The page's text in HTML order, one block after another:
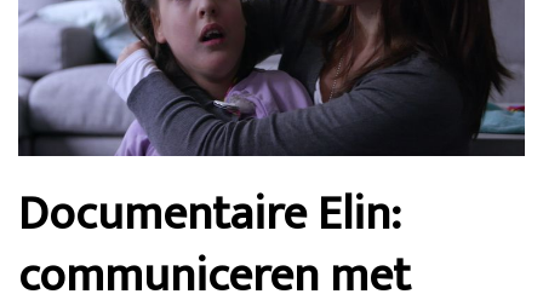
Documentaire Elin:
communiceren met